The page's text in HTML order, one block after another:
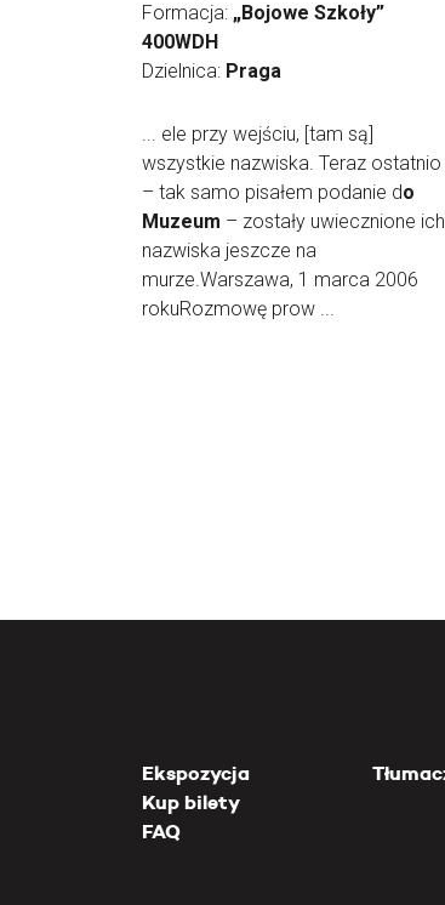
Formacja: „Bojowe Szkoły”
400WDH
Dzielnica: Praga
... ele przy wejściu, [tam są]
wszystkie nazwiska. Teraz ostatnio
– tak samo pisałem podanie do
Muzeum – zostały uwiecznione ich
nazwiska jeszcze na
murze.Warszawa, 1 marca 2006
rokuRozmowę prow ...
Ekspozycja
Kup bilety
FAQ